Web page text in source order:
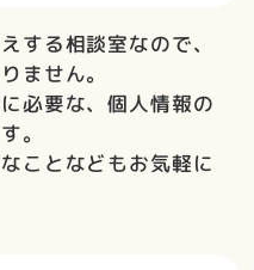
する相談室なので、
ません。
必要な、個人情報の
。
ことなどもお気軽に